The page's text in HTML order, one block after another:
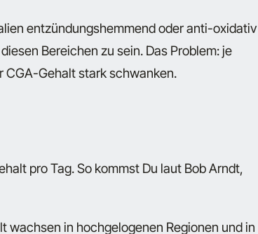
entzündungshemmend oder anti-oxidativ
Bereichen zu sein. Das Problem: je
CGA-Gehalt stark schwanken.
pro Tag. So kommst Du laut Bob Arndt,
in hochgelogenen Regionen und in